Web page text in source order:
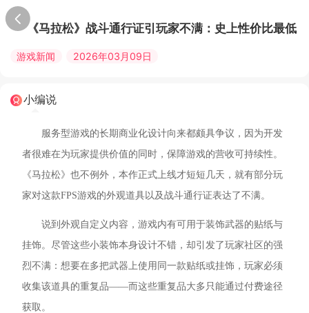
《马拉松》战斗通行证引玩家不满：史上性价比最低
游戏新闻 2026年03月09日
小编说
服务型游戏的长期商业化设计向来都颇具争议，因为开发
者很难在为玩家提供价值的同时，保障游戏的营收可持续性。
《马拉松》也不例外，本作正式上线才短短几天，就有部分玩
家对这款FPS游戏的外观道具以及战斗通行证表达了不满。
说到外观自定义内容，游戏内有可用于装饰武器的贴纸与
挂饰。尽管这些小装饰本身设计不错，却引发了玩家社区的强
烈不满：想要在多把武器上使用同一款贴纸或挂饰，玩家必须
收集该道具的重复品——而这些重复品大多只能通过付费途径
获取。